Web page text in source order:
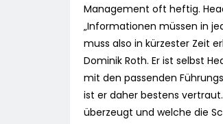
Management oft heftig.
„Informationen müssen in
muss also in kürzester Zeit
Dominik Roth. Er ist selbst
mit den passenden
ist er daher bestens
überzeugt und welche die